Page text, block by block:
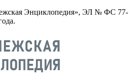
Энциклопедия», ЭЛ № ФС 77-